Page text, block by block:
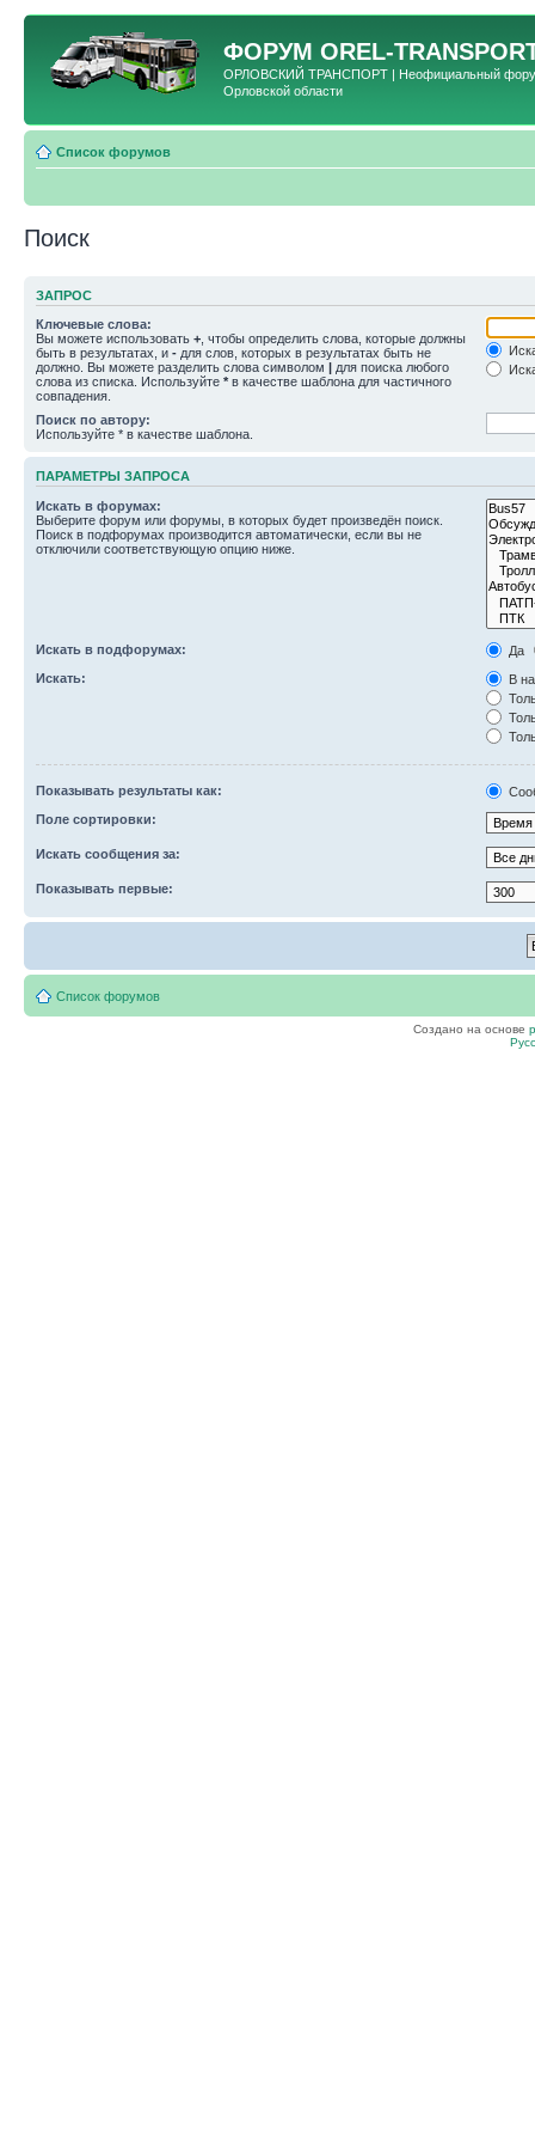
ФОРУМ OREL-
ОРЛОВСКИЙ ТРАНСПОРТ | Неофициальный форум
Орловской области
Список форумов
Поиск
ЗАПРОС
Ключевые слова:
Вы можете использовать + , чтобы определить слова, которые должны
быть в результатах, и - для слов, которых в результатах быть не
должно. Вы можете разделить слова символом | для поиска любого
слова из списка. Используйте * в качестве шаблона для частичного
совпадения.
Поиск по автору:
Используйте * в качестве шаблона.
ПАРАМЕТРЫ ЗАПРОСА
Искать в форумах:
Выберите форум или форумы, в которых будет произведён поиск.
Поиск в подфорумах производится автоматически, если вы не
отключили соответствующую опцию ниже.
Искать в подфорумах:
Да
Искать:
В
Показывать результаты как:
Поле сортировки:
Искать сообщения за:
Показывать первые:
Список форумов
Создано на основе